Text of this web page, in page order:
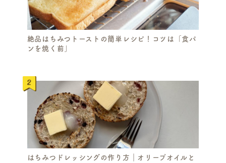
絶品はちみつトーストの簡単レシピ！コツは「食パ
ンを焼く前」
はちみつドレッシングの作り方｜オリーブオイルと